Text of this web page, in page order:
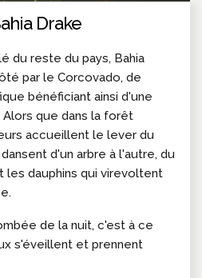
Drake
du reste du pays, Bahia
par le Corcovado, de
bénéficiant ainsi d'une
que dans la forêt
accueillent le lever du
d'un arbre à l'autre, du
les dauphins qui virevoltent
de la nuit, c'est à ce
s'éveillent et prennent